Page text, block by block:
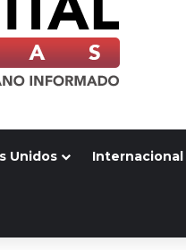
Unidos Internacional